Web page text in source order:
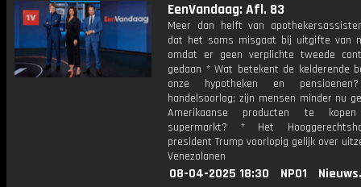
EenVandaag: Afl. 83
Meer dan helft van
dat het soms misgaat bij uitgifte van
omdat er geen verplichte tweede
gedaan * Wat betekent de kelderende
onze hypotheken en
handelsoorlog: zijn mensen minder nu
Amerikaanse producten te
supermarkt? * Het
president Trump voorlopig gelijk over
Venezolanen
08-04-2025 18:30 NPO1